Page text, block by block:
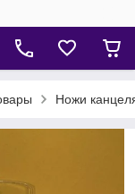
Ножи